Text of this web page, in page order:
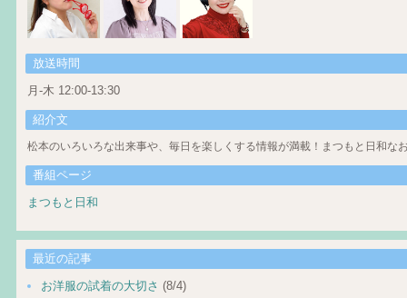
放送時間
月-木 12:00-13:30
紹介文
松本のいろいろな出来事や、毎日を楽しくする情報が満載！まつもと日和な
番組ページ
まつもと日和
最近の記事
お洋服の試着の大切さ (8/4)